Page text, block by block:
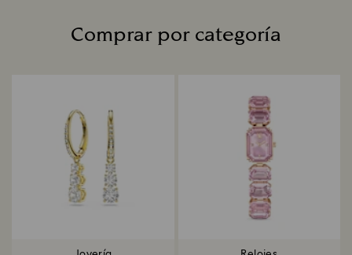
Comprar por categoría